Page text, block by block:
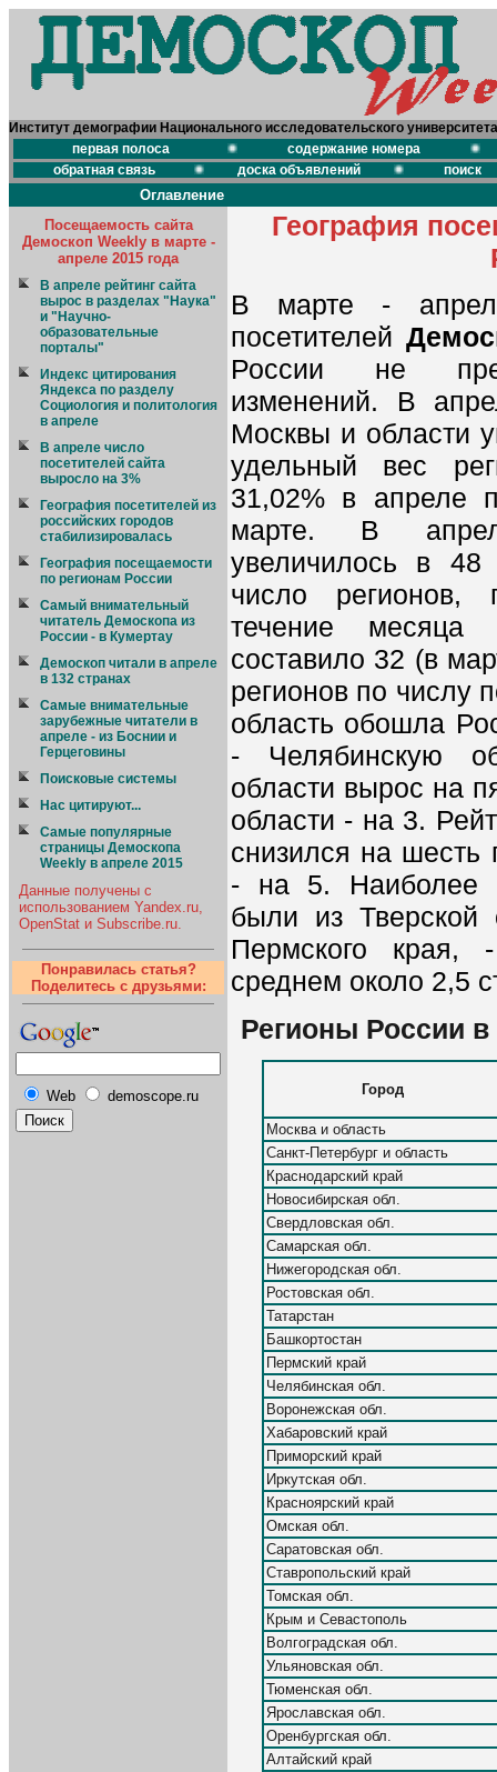
Институт демографии Национального исследовательского
первая полоса
содержание номера
обратная связь
доска объявлений поиск
Оглавление
Посещаемость сайта
Демоскоп Weekly в марте -
апреле 2015 года
В апреле рейтинг сайта
вырос в разделах "Наука"
и "Научно-
образовательные
порталы"
Индекс цитирования
Яндекса по разделу
Социология и политология
в апреле
В апреле число
посетителей сайта
выросло на 3%
География посетителей из
российских городов
стабилизировалась
География посещаемости
по регионам России
Cамый внимательный
читатель Демоскопа из
России - в Кумертау
Демоскоп читали в апреле
в 132 странах
Самые внимательные
зарубежные читатели в
апреле - из Боснии и
Герцеговины
Поисковые системы
Нас цитируют...
Самые популярные
страницы Демоскопа
Weekly в апреле 2015
Данные получены с
использованием Yandex.ru,
OpenStat и Subscribe.ru.
Понравилась статья?
Поделитесь с друзьями:
Web demoscope.ru
География
В марте -
посетителей
России не
изменений. В
Москвы и области
удельный вес
31,02% в апреле
марте. В
увеличилось в
число
течение месяца
составило 32 (в
регионов по числу
область обошла
- Челябинскую
области вырос на
области - на 3.
снизился на шесть
- на 5. Наиболее
были из Тверской
Пермского
среднем около 2,5
Регионы России в
Город
Москва и область
Санкт-Петербург и область
Краснодарский край
Новосибирская обл.
Свердловская обл.
Самарская обл.
Нижегородская обл.
Ростовская обл.
Татарстан
Башкортостан
Пермский край
Челябинская обл.
Воронежская обл.
Хабаровский край
Приморский край
Иркутская обл.
Красноярский край
Омская обл.
Саратовская обл.
Ставропольский край
Томская обл.
Крым и Севастополь
Волгоградская обл.
Ульяновская обл.
Тюменская обл.
Ярославская обл.
Оренбургская обл.
Алтайский край